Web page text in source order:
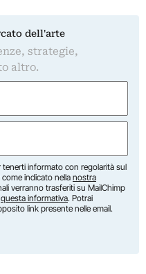
dell'arte
strategie,
altro.
informato con regolarità sul
indicato nella nostra
verranno trasferiti su MailChimp
questa informativa. Potrai
link presente nelle email.